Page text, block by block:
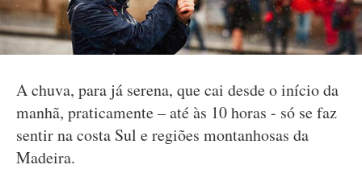
A chuva, para já serena, que cai desde o início da
manhã, praticamente – até às 10 horas - só se faz
sentir na costa Sul e regiões montanhosas da
Madeira.